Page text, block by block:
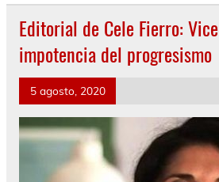
Editorial de Cele Fierro:
impotencia del progresismo
5 agosto, 2020